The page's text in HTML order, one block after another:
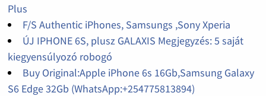
Plus
F/S Authentic iPhones, Samsungs ,Sony Xperia
ÚJ IPHONE 6S, plusz GALAXIS Megjegyzés: 5 saját
kiegyensúlyozó robogó
Buy Original:Apple iPhone 6s 16Gb,Samsung Galaxy
S6 Edge 32Gb (WhatsApp:+254775813894)